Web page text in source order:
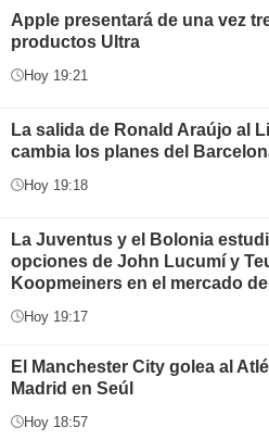
Apple presentará de una vez
productos Ultra
Hoy 19:21
La salida de Ronald Araújo al
cambia los planes del
Hoy 19:18
La Juventus y el Bolonia
opciones de John Lucumí y
Koopmeiners en el mercado
Hoy 19:17
El Manchester City golea al
Madrid en Seúl
Hoy 18:57